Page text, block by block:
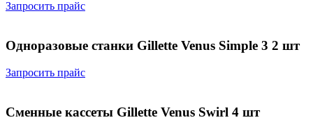
Запросить прайс
Одноразовые станки Gillette Venus Simple 3 2 шт
Запросить прайс
Сменные кассеты Gillette Venus Swirl 4 шт